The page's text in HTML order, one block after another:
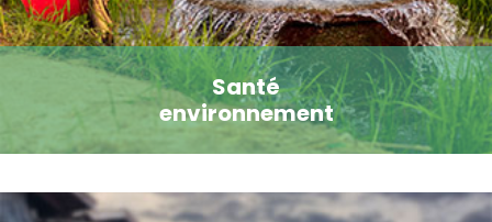
Santé
environnement